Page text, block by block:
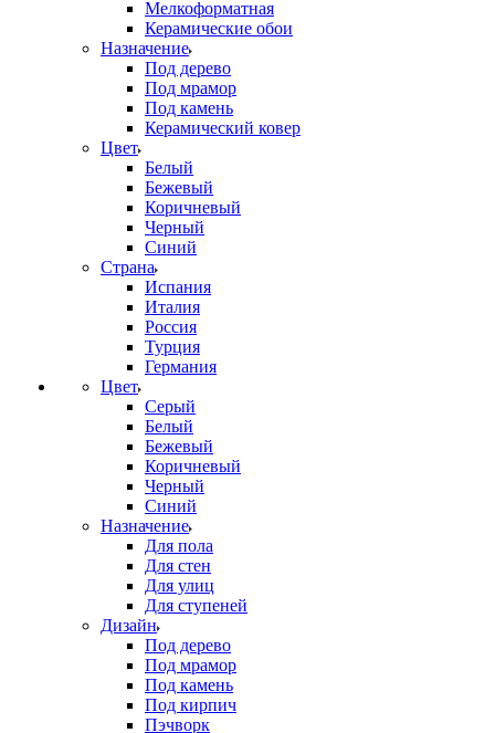
Мелкоформатная
Керамические обои
Назначение
Под дерево
Под мрамор
Под камень
Керамический ковер
Цвет
Белый
Бежевый
Коричневый
Черный
Синий
Страна
Испания
Италия
Россия
Турция
Германия
Цвет
Серый
Белый
Бежевый
Коричневый
Черный
Синий
Назначение
Для пола
Для стен
Для улиц
Для ступеней
Дизайн
Под дерево
Под мрамор
Под камень
Под кирпич
Пэчворк